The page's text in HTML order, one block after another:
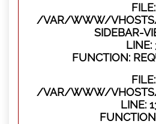
FILE:
/VAR/WWW/VHOSTS/
SIDEBAR-
LINE:
FUNCTION:
FILE:
/VAR/WWW/VHOSTS/
LINE: